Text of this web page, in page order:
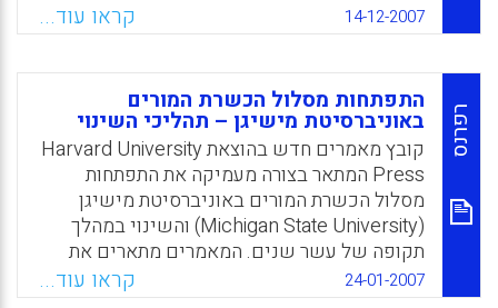
Featherstone- שחברו יחד והוציאו לאור את
הספר באמצעות המכון The Center for the
Scholarship of Teaching והוצאת הספרים של
אוניברסיטת הרווארד. החוקרים מנתחים את
מרכיבי התכנית המחודשת להכשרת מורים
במישגן הידועה בשם Team One teacher
education program at Michigan State
University ומגיעים למסקנות לגבי כיווני שינוי
שניתן ליישם בעקבות כך ברחבי ארה"ב .
החוקרים מתארים ומנתחים את תהליכי השינוי
בהכשרת המורים מזווית שונות כאשר המסקנה
העיקרית היא שהכשרה המלווה בפעילות תומכת
14-12-2007 קראו עוד...
רפרנס
התפתחות מסלול הכשרת המורים
באוניברסיטת מישיגן – תהליכי השינוי
קובץ מאמרים חדש בהוצאת Harvard University
Press המתאר בצורה מעמיקה את התפתחות
מסלול הכשרת המורים באוניברסיטת מישיגן
(Michigan State University) והשינוי במהלך
תקופה של עשר שנים. המאמרים מתארים את
התחדשות מסלול הכשרת המורים באוניברסיטת
24-01-2007 קראו עוד...